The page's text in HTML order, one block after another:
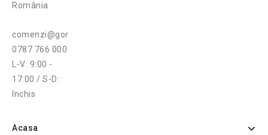
România
comenzi@gonga.ro
0787 766 000
L-V: 9:00 -
17:00 / S-D:
Inchis
Acasa